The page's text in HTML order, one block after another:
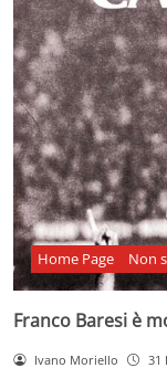
Home Page Non
Franco Baresi è
Ivano Moriello 31